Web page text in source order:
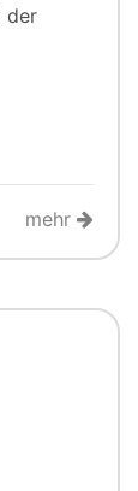
der
mehr